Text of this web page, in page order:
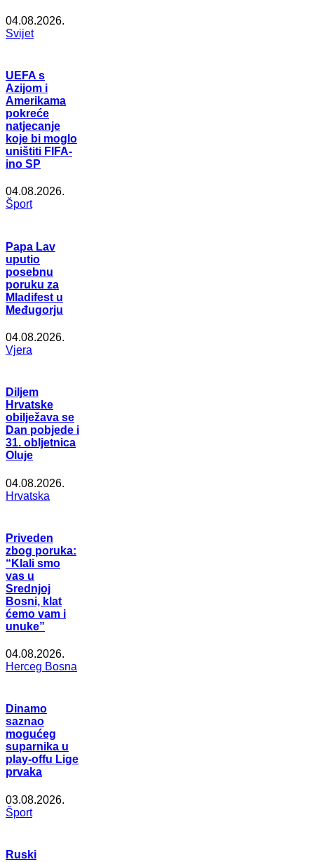
04.08.2026.
Svijet
UEFA s
Azijom i
Amerikama
pokreće
natjecanje
koje bi moglo
uništiti FIFA-
ino SP
04.08.2026.
Šport
Papa Lav
uputio
posebnu
poruku za
Mladifest u
Međugorju
04.08.2026.
Vjera
Diljem
Hrvatske
obilježava se
Dan pobjede i
31. obljetnica
Oluje
04.08.2026.
Hrvatska
Priveden
zbog poruka:
“Klali smo
vas u
Srednjoj
Bosni, klat
ćemo vam i
unuke”
04.08.2026.
Herceg Bosna
Dinamo
saznao
mogućeg
suparnika u
play-offu Lige
prvaka
03.08.2026.
Šport
Ruski